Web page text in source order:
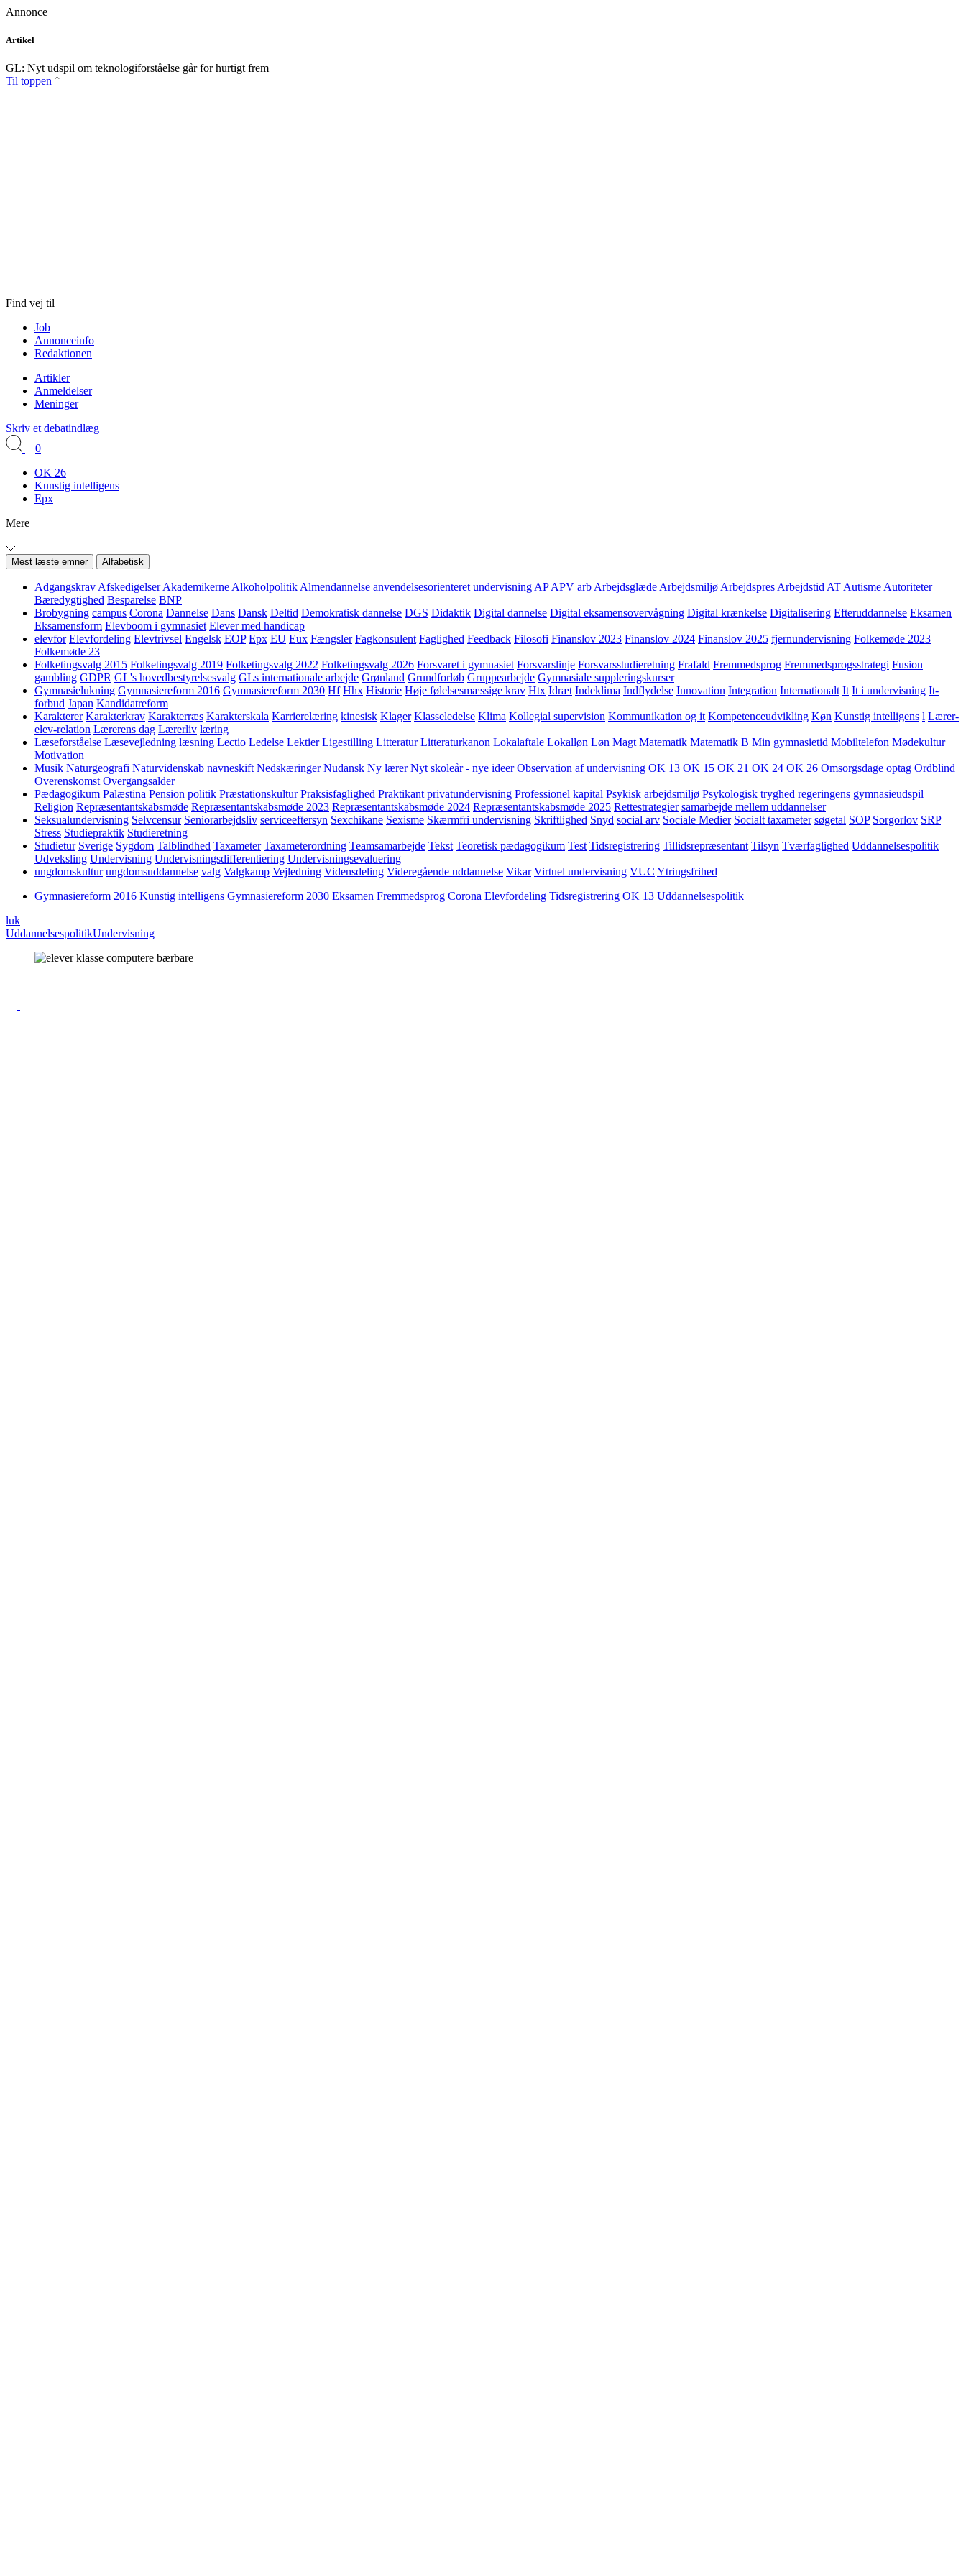
Annonce
Skip
content
Artikel
GL: Nyt udspil om teknologiforståelse går for hurtigt frem
Til toppen
Find vej til
Job
Annonceinfo
Redaktionen
Artikler
Anmeldelser
Meninger
Skriv et debatindlæg
0
OK 26
Kunstig intelligens
Epx
Mere
Mest læste emner Alfabetisk
Adgangskrav Afskedigelser Akademikerne Alkoholpolitik Almendannelse anvendelsesorienteret undervisning AP APV arb Arbejdsglæde Arbejdsmiljø Arbejdspres Arbejdstid AT Autisme Autoriteter
Bæredygtighed Besparelse BNP
Brobygning campus Corona Dannelse Dans Dansk Deltid Demokratisk dannelse DGS Didaktik Digital dannelse Digital eksamensovervågning Digital krænkelse Digitalisering Efteruddannelse Eksamen
Eksamensform Elevboom i gymnasiet Elever med handicap
elevfor Elevfordeling Elevtrivsel Engelsk EOP Epx EU Eux Fængsler Fagkonsulent Faglighed Feedback Filosofi Finanslov 2023 Finanslov 2024 Finanslov 2025 fjernundervisning Folkemøde 2023
Folkemøde 23
Folketingsvalg 2015 Folketingsvalg 2019 Folketingsvalg 2022 Folketingsvalg 2026 Forsvaret i gymnasiet Forsvarslinje Forsvarsstudieretning Frafald Fremmedsprog Fremmedsprogsstrategi Fusion
gambling GDPR GL's hovedbestyrelsesvalg GLs internationale arbejde Grønland Grundforløb Gruppearbejde Gymnasiale suppleringskurser
Gymnasielukning Gymnasiereform 2016 Gymnasiereform 2030 Hf Hhx Historie Høje følelsesmæssige krav Htx Idræt Indeklima Indflydelse Innovation Integration Internationalt It It i undervisning It-
forbud Japan Kandidatreform
Karakterer Karakterkrav Karakterræs Karakterskala Karrierelæring kinesisk Klager Klasseledelse Klima Kollegial supervision Kommunikation og it Kompetenceudvikling Køn Kunstig intelligens l Lærer-
elev-relation Lærerens dag Lærerliv læring
Læseforståelse Læsevejledning læsning Lectio Ledelse Lektier Ligestilling Litteratur Litteraturkanon Lokalaftale Lokalløn Løn Magt Matematik Matematik B Min gymnasietid Mobiltelefon Mødekultur
Motivation
Musik Naturgeografi Naturvidenskab navneskift Nedskæringer Nudansk Ny lærer Nyt skoleår - nye ideer Observation af undervisning OK 13 OK 15 OK 21 OK 24 OK 26 Omsorgsdage optag Ordblind
Overenskomst Overgangsalder
Pædagogikum Palæstina Pension politik Præstationskultur Praksisfaglighed Praktikant privatundervisning Professionel kapital Psykisk arbejdsmiljø Psykologisk tryghed regeringens gymnasieudspil
Religion Repræsentantskabsmøde Repræsentantskabsmøde 2023 Repræsentantskabsmøde 2024 Repræsentantskabsmøde 2025 Rettestrategier samarbejde mellem uddannelser
Seksualundervisning Selvcensur Seniorarbejdsliv serviceeftersyn Sexchikane Sexisme Skærmfri undervisning Skriftlighed Snyd social arv Sociale Medier Socialt taxameter søgetal SOP Sorgorlov SRP
Stress Studiepraktik Studieretning
Studietur Sverige Sygdom Talblindhed Taxameter Taxameterordning Teamsamarbejde Tekst Teoretisk pædagogikum Test Tidsregistrering Tillidsrepræsentant Tilsyn Tværfaglighed Uddannelsespolitik
Udveksling Undervisning Undervisningsdifferentiering Undervisningsevaluering
ungdomskultur ungdomsuddannelse valg Valgkamp Vejledning Vidensdeling Videregående uddannelse Vikar Virtuel undervisning VUC Ytringsfrihed
Gymnasiereform 2016 Kunstig intelligens Gymnasiereform 2030 Eksamen Fremmedsprog Corona Elevfordeling Tidsregistrering OK 13 Uddannelsespolitik
luk
UddannelsespolitikUndervisning